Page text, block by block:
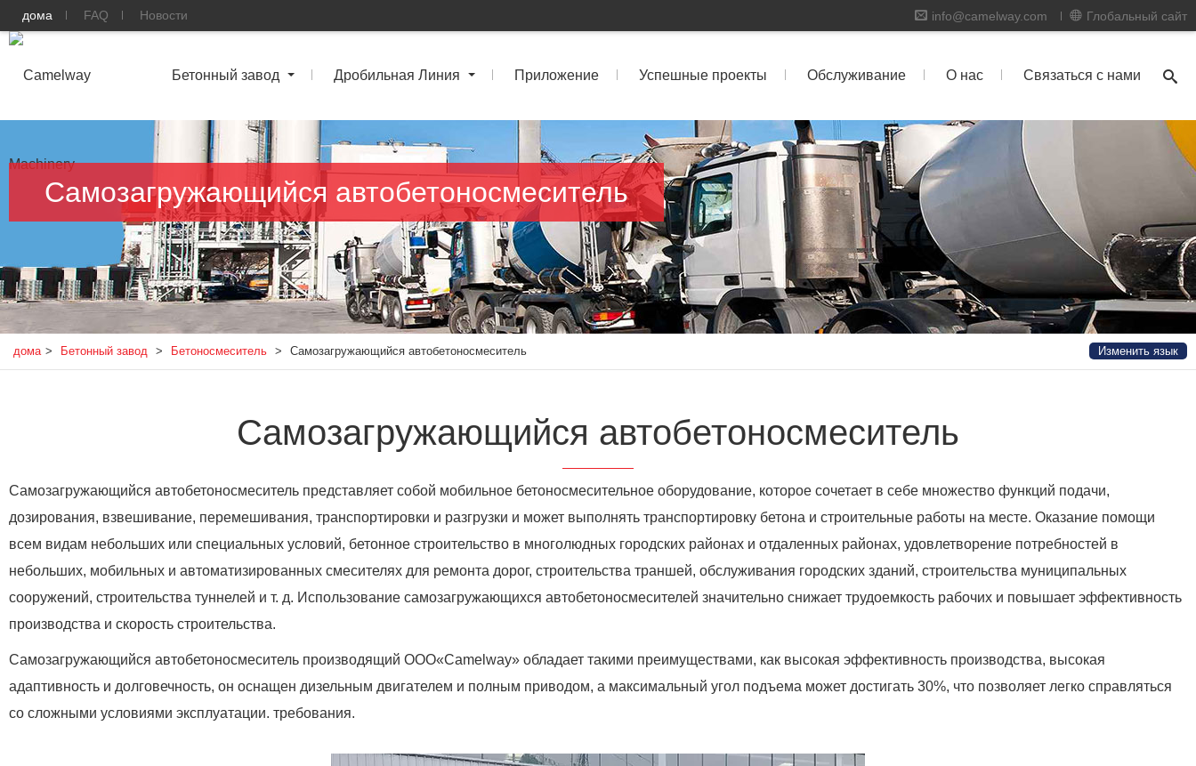
дома FAQ Новости info@camelway.com Глобальный сайт
Бетонный завод Дробильная Линия Приложение Успешные проекты Обслуживание О нас Связаться с нами
Самозагружающийся автобетоносмеситель
дома > Бетонный завод > Бетоносмеситель > Самозагружающийся автобетоносмеситель Изменить язык
Самозагружающийся автобетоносмеситель
Самозагружающийся автобетоносмеситель представляет собой мобильное бетоносмесительное оборудование, которое сочетает в себе множество функций подачи,
дозирования, взвешивание, перемешивания, транспортировки и разгрузки и может выполнять транспортировку бетона и строительные работы на месте. Оказание помощи
всем видам небольших или специальных условий, бетонное строительство в многолюдных городских районах и отдаленных районах, удовлетворение потребностей в
небольших, мобильных и автоматизированных смесителях для ремонта дорог, строительства траншей, обслуживания городских зданий, строительства муниципальных
сооружений, строительства туннелей и т. д. Использование самозагружающихся автобетоносмесителей значительно снижает трудоемкость рабочих и повышает эффективность
производства и скорость строительства.
Самозагружающийся автобетоносмеситель производящий ООО«Camelway» обладает такими преимуществами, как высокая эффективность производства, высокая
адаптивность и долговечность, он оснащен дизельным двигателем и полным приводом, а максимальный угол подъема может достигать 30%, что позволяет легко справляться
со сложными условиями эксплуатации. требования.